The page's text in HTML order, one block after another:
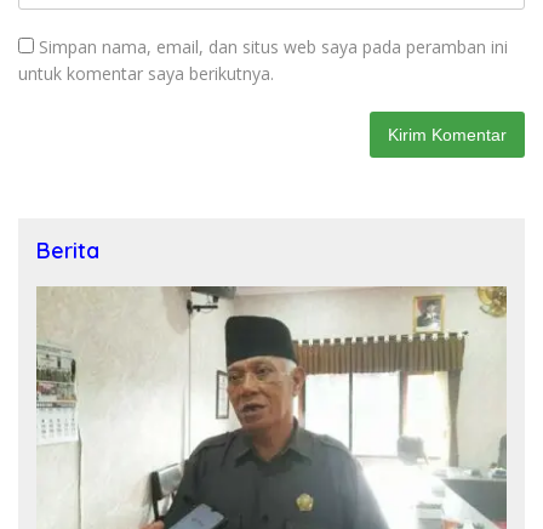
Simpan nama, email, dan situs web saya pada peramban ini
untuk komentar saya berikutnya.
Berita